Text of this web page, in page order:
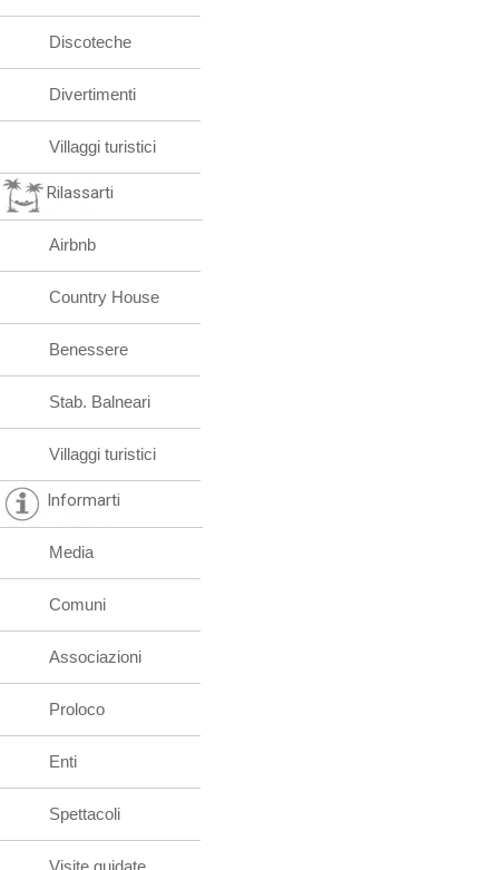
Discoteche
Divertimenti
Villaggi turistici
Rilassarti
Airbnb
Country House
Benessere
Stab. Balneari
Villaggi turistici
Informarti
Media
Comuni
Associazioni
Proloco
Enti
Spettacoli
Visite guidate